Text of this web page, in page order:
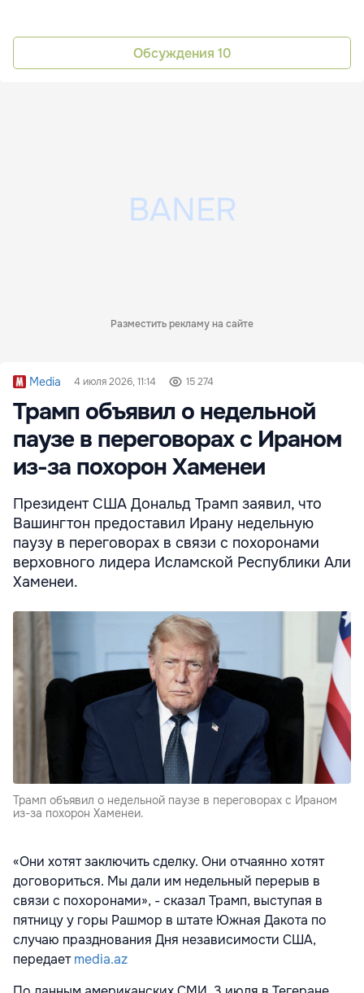
Обсуждения 10
Разместить рекламу на сайте
Media 4 июля 2026, 11:14 15 274
Трамп объявил о недельной
паузе в переговорах с Ираном
из-за похорон Хаменеи
Президент США Дональд Трамп заявил, что
Вашингтон предоставил Ирану недельную
паузу в переговорах в связи с похоронами
верховного лидера Исламской Республики Али
Хаменеи.
Трамп объявил о недельной паузе в переговорах с Ираном
из-за похорон Хаменеи.
«Они хотят заключить сделку. Они отчаянно хотят
договориться. Мы дали им недельный перерыв в
связи с похоронами», - сказал Трамп, выступая в
пятницу у горы Рашмор в штате Южная Дакота по
случаю празднования Дня независимости США,
передаетmedia.az